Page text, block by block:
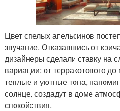
Цвет спелых апельсинов
звучание. Отказавшись от
дизайнеры сделали ставку на
вариации: от терракотового
теплые и уютные тона,
солнце, создадут в доме
спокойствия.